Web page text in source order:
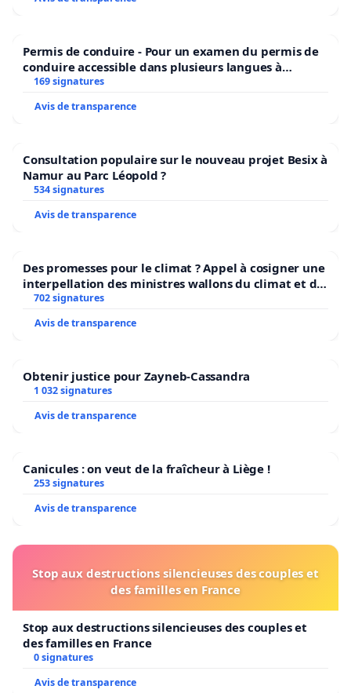
Permis de conduire - Pour un examen du permis de
conduire accessible dans plusieurs langues à
Bruxelles
169 signatures
Avis de transparence
Consultation populaire sur le nouveau projet Besix à
Namur au Parc Léopold ?
534 signatures
Avis de transparence
Des promesses pour le climat ? Appel à cosigner une
interpellation des ministres wallons du climat et de
l’environnement.
702 signatures
Avis de transparence
Obtenir justice pour Zayneb-Cassandra
1 032 signatures
Avis de transparence
Canicules : on veut de la fraîcheur à Liège !
253 signatures
Avis de transparence
Stop aux destructions silencieuses des couples et
des familles en France
Stop aux destructions silencieuses des couples et
des familles en France
0 signatures
Avis de transparence